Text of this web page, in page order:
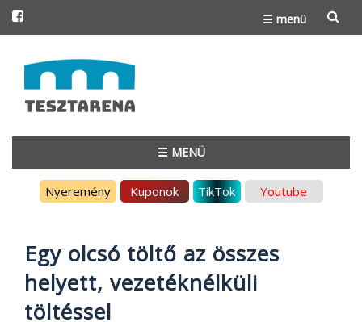
☰ menü
to
content
☰ MENÜ
Nyeremény Kuponok TikTok Youtube
Egy olcsó töltő az összes
helyett, vezetéknélküli
töltéssel